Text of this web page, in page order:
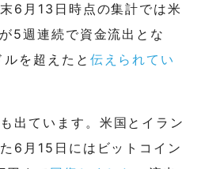
6月13日時点の集計では米
5週連続で資金流出とな
を超えたと 伝えられてい
出ています。米国とイラン
6月15日にはビットコイン